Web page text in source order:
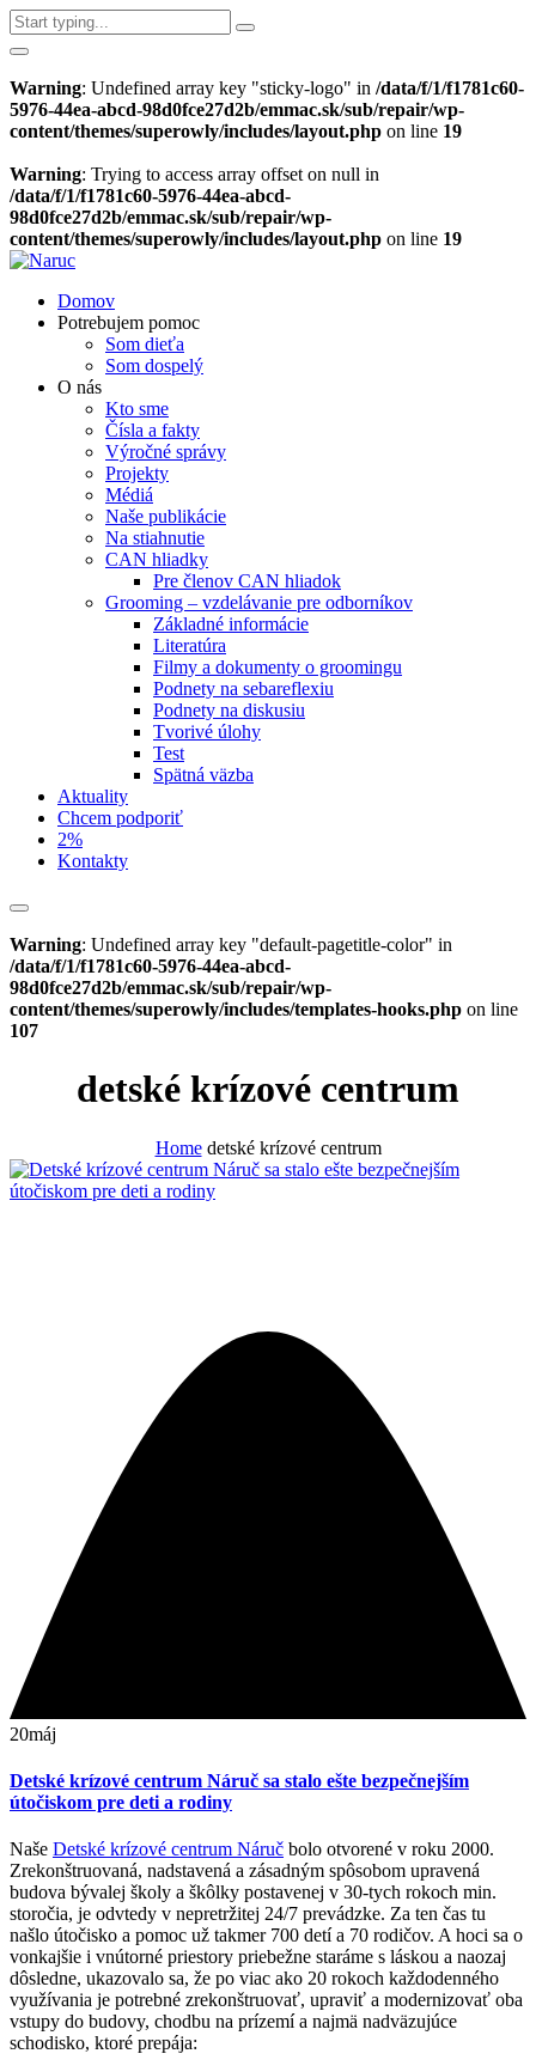
Warning: Undefined array key "sticky-logo" in /data/f/1/f1781c60-
5976-44ea-abcd-98d0fce27d2b/emmac.sk/sub/repair/wp-
content/themes/superowly/includes/layout.php on line 19
Warning: Trying to access array offset on null in
/data/f/1/f1781c60-5976-44ea-abcd-
98d0fce27d2b/emmac.sk/sub/repair/wp-
content/themes/superowly/includes/layout.php on line 19
Domov
Potrebujem pomoc
Som dieťa
Som dospelý
O nás
Kto sme
Čísla a fakty
Výročné správy
Projekty
Médiá
Naše publikácie
Na stiahnutie
CAN hliadky
Pre členov CAN hliadok
Grooming – vzdelávanie pre odborníkov
Základné informácie
Literatúra
Filmy a dokumenty o groomingu
Podnety na sebareflexiu
Podnety na diskusiu
Tvorivé úlohy
Test
Spätná väzba
Aktuality
Chcem podporiť
2%
Kontakty
Warning: Undefined array key "default-pagetitle-color" in
/data/f/1/f1781c60-5976-44ea-abcd-
98d0fce27d2b/emmac.sk/sub/repair/wp-
content/themes/superowly/includes/templates-hooks.php on line
107
detské krízové centrum
Home detské krízové centrum
20máj
Detské krízové centrum Náruč sa stalo ešte bezpečnejším
útočiskom pre deti a rodiny
Naše Detské krízové centrum Náruč bolo otvorené v roku 2000.
Zrekonštruovaná, nadstavená a zásadným spôsobom upravená
budova bývalej školy a škôlky postavenej v 30-tych rokoch min.
storočia, je odvtedy v nepretržitej 24/7 prevádzke. Za ten čas tu
našlo útočisko a pomoc už takmer 700 detí a 70 rodičov. A hoci sa o
vonkajšie i vnútorné priestory priebežne staráme s láskou a naozaj
dôsledne, ukazovalo sa, že po viac ako 20 rokoch každodenného
využívania je potrebné zrekonštruovať, upraviť a modernizovať oba
vstupy do budovy, chodbu na prízemí a najmä nadväzujúce
schodisko, ktoré prepája: